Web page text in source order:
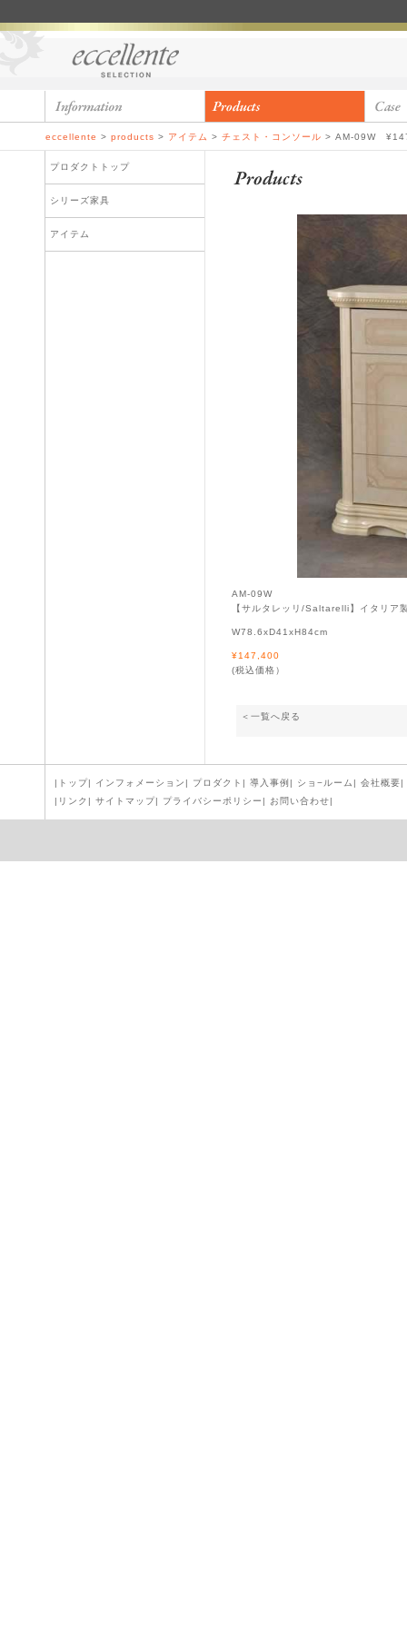
eccellente > products > アイテム > チェスト・コンソール > AM-09W
プロダクトトップ
シリーズ家具
アイテム
AM-09W
【サルタレッリ/Saltarelli】イタリ
W78.6xD41xH84cm
¥147,400
(税込価格）
＜一覧へ戻る
| トップ| インフォメーション | プロダクト | 導入事例 | ショ−ルーム | 会社概要|
| リンク | サイトマップ| プライバシーポリシー | お問い合わせ|